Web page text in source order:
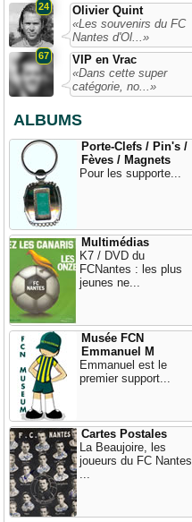
24
Olivier Quint
«Les souvenirs du FC
Nantes d'Ol...»
67
VIP en Vrac
«Dans cette super
catégorie, no...»
ALBUMS
Porte-Clefs / Pin's /
Fèves / Magnets
Pour les supporte...
Multimédias
K7 / DVD du
FCNantes : les plus
jeunes ne...
Musée FCN
Emmanuel M
Emmanuel est le
premier support...
Cartes Postales
La Beaujoire, les
joueurs du FC Nantes
...